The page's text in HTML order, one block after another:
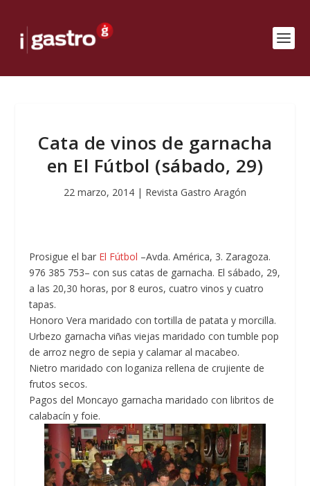
Cata de vinos de garnacha
en El Fútbol (sábado, 29)
22 marzo, 2014 | Revista Gastro Aragón
Prosigue el bar El Fútbol –Avda. América, 3. Zaragoza.
976 385 753– con sus catas de garnacha. El sábado, 29,
a las 20,30 horas, por 8 euros, cuatro vinos y cuatro
tapas.
Honoro Vera maridado con tortilla de patata y morcilla.
Urbezo garnacha viñas viejas maridado con tumble pop
de arroz negro de sepia y calamar al macabeo.
Nietro maridado con loganiza rellena de crujiente de
frutos secos.
Pagos del Moncayo garnacha maridado con libritos de
calabacín y foie.